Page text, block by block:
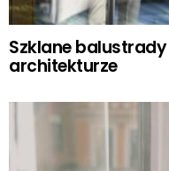
Szklane
architekturze